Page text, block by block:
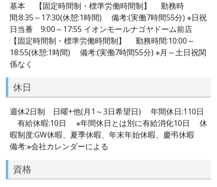
基本 【固定時間制・標準労働時間制】 勤務時
間:8:35～17:30(休憩:1時間) 備考:(実働7時間55分) ※日祝
日当番 9:00～17:55 イオンモールナゴヤドーム前店
【固定時間制・標準労働時間制】 勤務時間:10:00～
18:55(休憩:1時間) 備考:(実働7時間55分) ※月～土日祝関
係なく
休日
週休2日制 日曜+他(月1～3日希望日) 年間休日:110日
有給休暇:10日 ※年間休日とは別に有給消化10日 休
暇制度:GW休暇、夏季休暇、年末年始休暇、慶弔休暇
備考:※会社カレンダーによる
資格